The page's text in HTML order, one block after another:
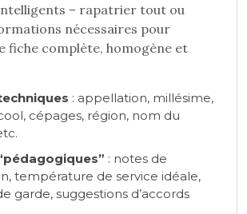
– rapatrier tout ou
nécessaires pour
fiche complète, homogène et
: appellation, millésime,
cépages, région, nom du
: notes de
température de service idéale,
garde, suggestions d’accords